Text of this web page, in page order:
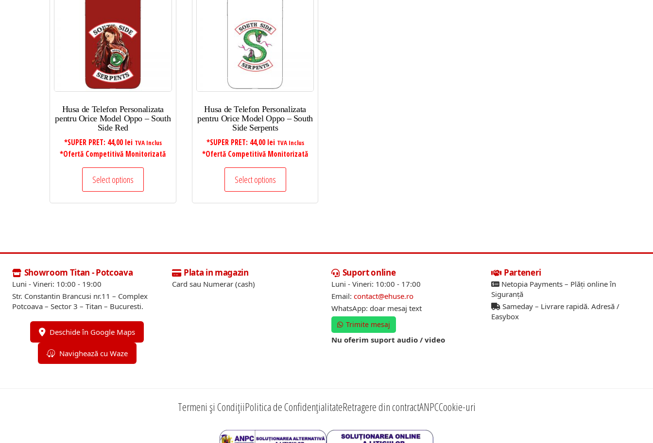
Husa de Telefon Personalizata
pentru Orice Model Oppo – South
Side Red
*SUPER PRET: 44,00 lei TVA Inclus
*Ofertă Competitivă Monitorizată
Select options
Husa de Telefon Personalizata
pentru Orice Model Oppo – South
Side Serpents
*SUPER PRET: 44,00 lei TVA Inclus
*Ofertă Competitivă Monitorizată
Select options
Showroom Titan - Potcoava
Luni - Vineri: 10:00 - 19:00
Str. Constantin Brancusi nr.11 – Complex
Potcoava – Sector 3 – Titan – Bucuresti.
Deschide în Google Maps
Navighează cu Waze
Plata in magazin
Card sau Numerar (cash)
Suport online
Luni - Vineri: 10:00 - 17:00
Email: contact@ehuse.ro
WhatsApp: doar mesaj text
Trimite mesaj
Nu oferim suport audio / video
Parteneri
Netopia Payments – Plăți online în
Siguranță
Sameday – Livrare rapidă. Adresă /
Easybox
Termeni și CondițiiPolitica de ConfidențialitateRetragere din contractANPCCookie-uri